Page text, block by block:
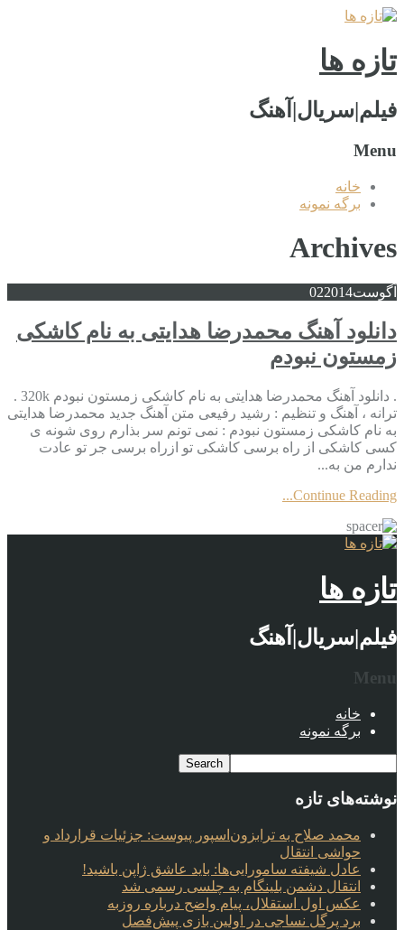
تازه ها
فیلم|سریال|آهنگ
Menu
خانه
برگه نمونه
Archives
آگوست 022014
دانلود آهنگ محمدرضا هدایتی به نام کاشکی
زمستون نبودم
. دانلود آهنگ محمدرضا هدایتی به نام کاشکی زمستون نبودم 320k .
ترانه ، آهنگ و تنظیم : رشید رفیعی متن آهنگ جدید محمدرضا هدایتی
به نام کاشکی زمستون نبودم : نمی تونم سر بذارم روی شونه ی
کسی کاشکی از راه برسی کاشکی تو ازراه برسی جر تو عادت
ندارم من به...
Continue Reading...
تازه ها
فیلم|سریال|آهنگ
Menu
خانه
برگه نمونه
نوشته‌های تازه
محمد صلاح به ترابزون‌اسپور پیوست: جزئیات قرارداد و
حواشی انتقال
عادل شیفته سامورایی‌ها: باید عاشق ژاپن باشید!
انتقال دشمن بلینگام به چلسی رسمی شد
عکس اول استقلال، پیام واضح درباره روزبه
برد پرگل نساجی در اولین بازی پیش‌فصل